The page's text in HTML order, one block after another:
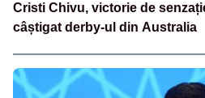
Cristi Chivu, victorie de
câștigat derby-ul din Australia